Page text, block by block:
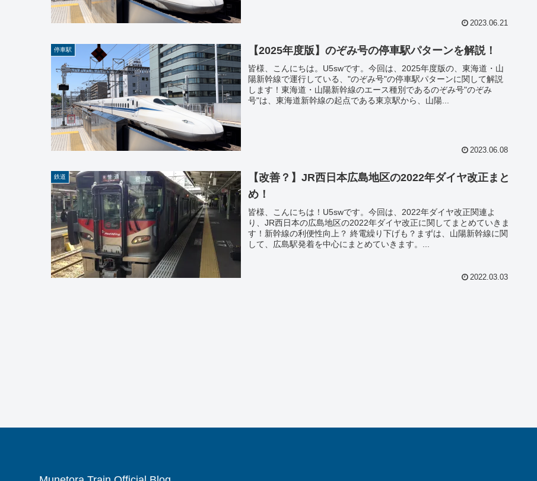
2023.06.21
停車駅 【2025年度版】のぞみ号の停車駅パターンを解説！
皆様、こんにちは。U5swです。今回は、2025年度版の、東海道・山
陽新幹線で運行している、"のぞみ号"の停車駅パターンに関して解説
します！東海道・山陽新幹線のエース種別であるのぞみ号"のぞみ
号"は、東海道新幹線の起点である東京駅から、山陽...
2023.06.08
鉄道
【改善？】JR西日本広島地区の2022年ダイヤ改正まと
め！
皆様、こんにちは！U5swです。今回は、2022年ダイヤ改正関連よ
り、JR西日本の広島地区の2022年ダイヤ改正に関してまとめていきま
す！新幹線の利便性向上？ 終電繰り下げも？まずは、山陽新幹線に関
して、広島駅発着を中心にまとめていきます。...
2022.03.03